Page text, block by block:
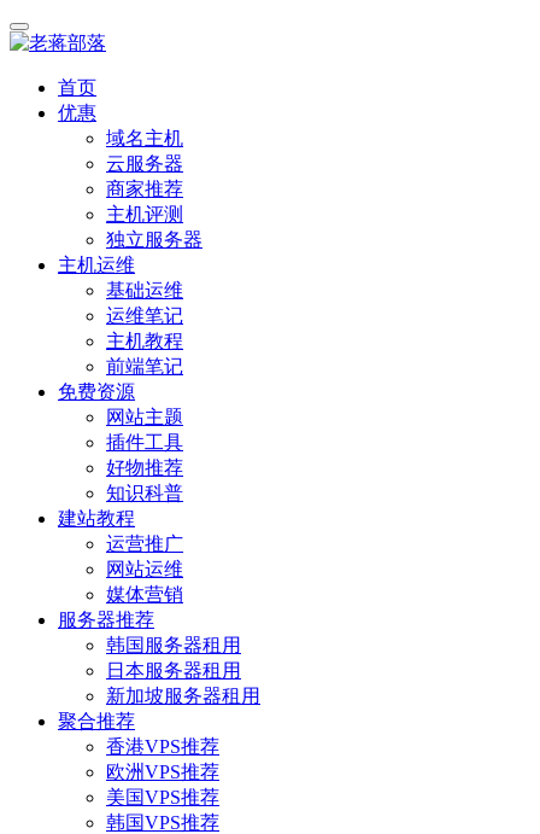
首页
优惠
域名主机
云服务器
商家推荐
主机评测
独立服务器
主机运维
基础运维
运维笔记
主机教程
前端笔记
免费资源
网站主题
插件工具
好物推荐
知识科普
建站教程
运营推广
网站运维
媒体营销
服务器推荐
韩国服务器租用
日本服务器租用
新加坡服务器租用
聚合推荐
香港VPS推荐
欧洲VPS推荐
美国VPS推荐
韩国VPS推荐